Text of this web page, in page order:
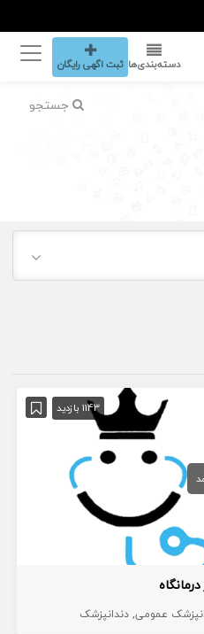
دسته‌بندی‌ها ثبت اگهی رایگان
جستجو
1143 بازدید
عمومی دندانپزشک